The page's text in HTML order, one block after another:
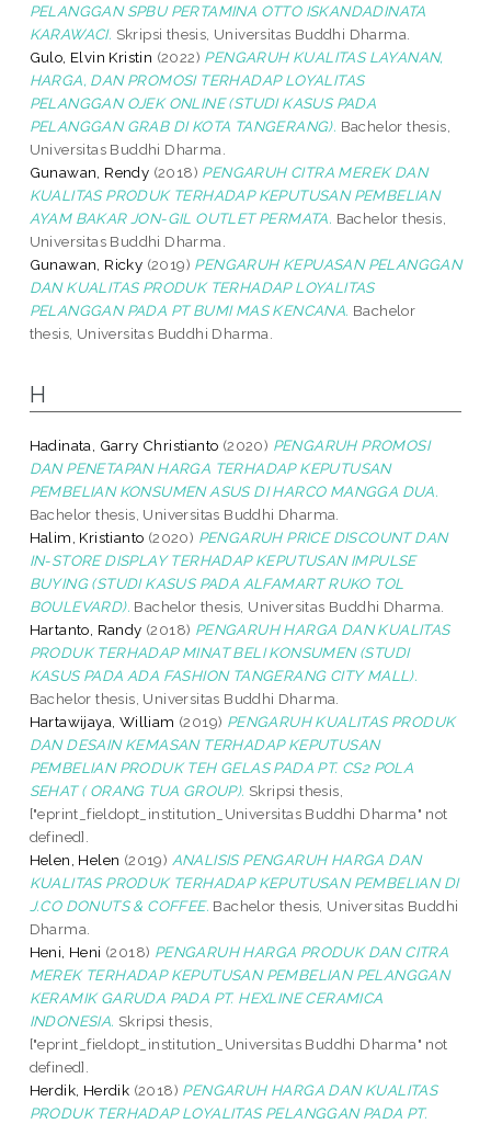
PELANGGAN SPBU PERTAMINA OTTO ISKANDADINATA
KARAWACI. Skripsi thesis, Universitas Buddhi Dharma.
Gulo, Elvin Kristin (2022) PENGARUH KUALITAS LAYANAN,
HARGA, DAN PROMOSI TERHADAP LOYALITAS
PELANGGAN OJEK ONLINE (STUDI KASUS PADA
PELANGGAN GRAB DI KOTA TANGERANG). Bachelor thesis,
Universitas Buddhi Dharma.
Gunawan, Rendy (2018) PENGARUH CITRA MEREK DAN
KUALITAS PRODUK TERHADAP KEPUTUSAN PEMBELIAN
AYAM BAKAR JON-GIL OUTLET PERMATA. Bachelor thesis,
Universitas Buddhi Dharma.
Gunawan, Ricky (2019) PENGARUH KEPUASAN PELANGGAN
DAN KUALITAS PRODUK TERHADAP LOYALITAS
PELANGGAN PADA PT BUMI MAS KENCANA. Bachelor
thesis, Universitas Buddhi Dharma.
H
Hadinata, Garry Christianto (2020) PENGARUH PROMOSI
DAN PENETAPAN HARGA TERHADAP KEPUTUSAN
PEMBELIAN KONSUMEN ASUS DI HARCO MANGGA DUA.
Bachelor thesis, Universitas Buddhi Dharma.
Halim, Kristianto (2020) PENGARUH PRICE DISCOUNT DAN
IN-STORE DISPLAY TERHADAP KEPUTUSAN IMPULSE
BUYING (STUDI KASUS PADA ALFAMART RUKO TOL
BOULEVARD). Bachelor thesis, Universitas Buddhi Dharma.
Hartanto, Randy (2018) PENGARUH HARGA DAN KUALITAS
PRODUK TERHADAP MINAT BELI KONSUMEN (STUDI
KASUS PADA ADA FASHION TANGERANG CITY MALL).
Bachelor thesis, Universitas Buddhi Dharma.
Hartawijaya, William (2019) PENGARUH KUALITAS PRODUK
DAN DESAIN KEMASAN TERHADAP KEPUTUSAN
PEMBELIAN PRODUK TEH GELAS PADA PT. CS2 POLA
SEHAT ( ORANG TUA GROUP). Skripsi thesis,
["eprint_fieldopt_institution_Universitas Buddhi Dharma" not
defined].
Helen, Helen (2019) ANALISIS PENGARUH HARGA DAN
KUALITAS PRODUK TERHADAP KEPUTUSAN PEMBELIAN DI
J.CO DONUTS & COFFEE. Bachelor thesis, Universitas Buddhi
Dharma.
Heni, Heni (2018) PENGARUH HARGA PRODUK DAN CITRA
MEREK TERHADAP KEPUTUSAN PEMBELIAN PELANGGAN
KERAMIK GARUDA PADA PT. HEXLINE CERAMICA
INDONESIA. Skripsi thesis,
["eprint_fieldopt_institution_Universitas Buddhi Dharma" not
defined].
Herdik, Herdik (2018) PENGARUH HARGA DAN KUALITAS
PRODUK TERHADAP LOYALITAS PELANGGAN PADA PT.